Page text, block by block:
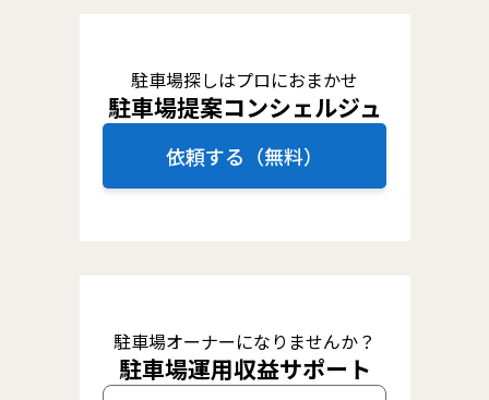
駐車場探しはプロにおまかせ
駐車場提案コンシェルジュ
依頼する（無料）
駐車場オーナーになりませんか？
駐車場運用収益サポート